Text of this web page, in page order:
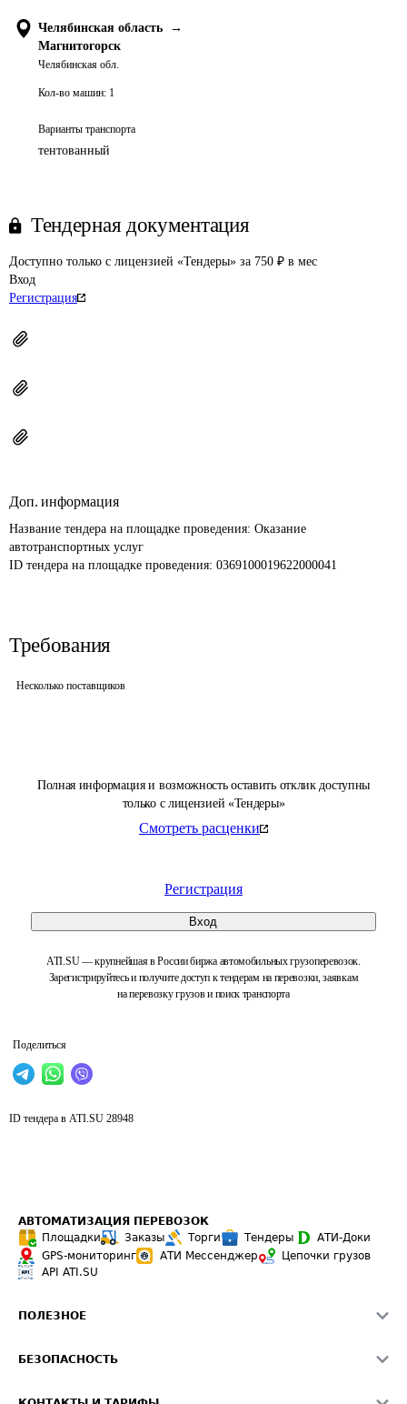
Полная информация и возможность оставить отклик доступны
только с лицензией «Тендеры»
Смотреть расценки
Регистрация
Вход
ATI.SU — крупнейшая в России биржа автомобильных грузоперевозок.
Зарегистрируйтесь и получите доступ к тендерам на перевозки, заявкам
на перевозку грузов и поиск транспорта
Поделиться
Челябинская область
→
Магнитогорск
Челябинская обл.
Кол-во машин: 1
Варианты транспорта
тентованный
Тендерная документация
Доступно только с лицензией «Тендеры» за 750 ₽ в мес
Вход
Регистрация
Доп. информация
Название тендера на площадке проведения: Оказание
автотранспортных услуг
ID тендера на площадке проведения: 0369100019622000041
Требования
Несколько поставщиков
ID тендера в ATI.SU 28948
АВТОМАТИЗАЦИЯ ПЕРЕВОЗОК
Площадки
Заказы Торги Тендеры
АТИ-Доки
GPS-мониторинг
АТИ Мессенджер
Цепочки грузов
API ATI.SU
ПОЛЕЗНОЕ
Звезды ATI.SU на вашем сайте
БЕЗОПАСНОСТЬ